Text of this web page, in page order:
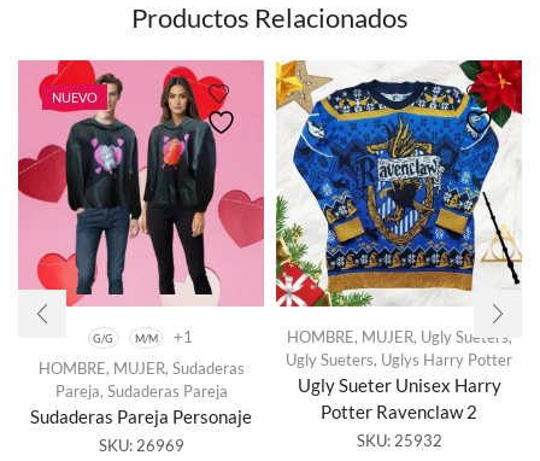
Productos Relacionados
NUEVO
G/G M/M
+1
HOMBRE, MUJER, Sudaderas
Pareja, Sudaderas Pareja
Sudaderas Pareja Personaje
SKU:26969
Este
producto
tiene
múltiples
HOMBRE, MUJER, Ugly Sueters,
Ugly Sueters, Uglys Harry Potter
Ugly Sueter Unisex Harry
Potter Ravenclaw 2
SKU: 25932